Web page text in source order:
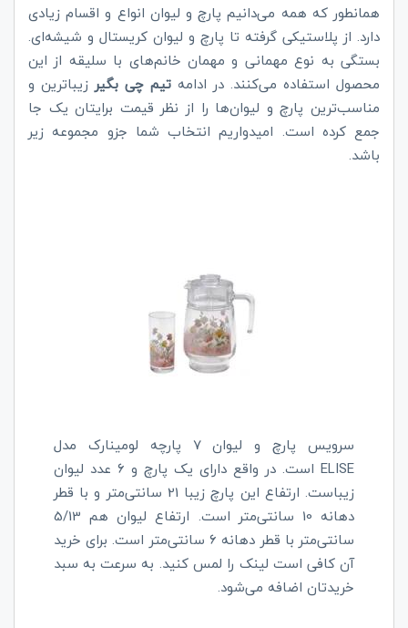
همانطور که همه می‌دانیم پارچ و لیوان انواع و اقسام زیادی
دارد. از پلاستیکی گرفته تا پارچ و لیوان کریستال و شیشه‌ای.
بستگی به نوع مهمانی و مهمان خانم‌های با سلیقه از این
محصول استفاده می‌کنند. در ادامه تیم چی‌ بگیر زیباترین و
مناسب‌ترین پارچ و لیوان‌ها را از نظر قیمت برایتان یک جا
جمع کرده است. امیدواریم انتخاب شما جزو مجموعه زیر
باشد.
سرویس پارچ و لیوان 7 پارچه لومینارک مدل
ELISE
است. در واقع دارای یک پارچ و 6 عدد لیوان
زیباست. ارتفاع این پارچ زیبا 21 سانتی‌متر و با قطر
دهانه 10 سانتی‌متر است. ارتفاع لیوان هم 5/13
سانتی‌متر با قطر دهانه 6 سانتی‌متر است. برای خرید
آن کافی است لینک را لمس کنید. به سرعت به سبد
خریدتان اضافه می‌شود.